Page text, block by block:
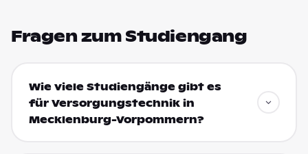
Fragen zum Studiengang
Wie viele Studiengänge gibt es
für Versorgungstechnik in
Mecklenburg-Vorpommern?